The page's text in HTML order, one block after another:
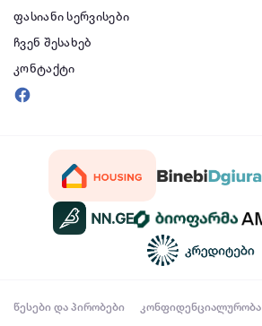
ფასიანი სერვისები
ჩვენ შესახებ
კონტაქტი
წესები და პირობები კონფიდენციალურობა